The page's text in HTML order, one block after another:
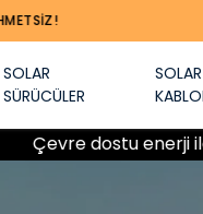
SOLAR
SÜRÜCÜLER
SOLAR
enerji ile